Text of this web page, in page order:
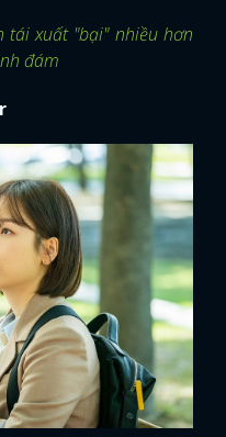
tái xuất "bại" nhiều hơn
đám